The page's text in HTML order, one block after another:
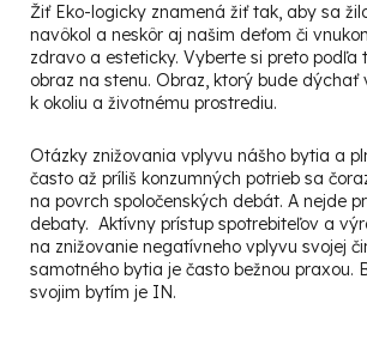
Žiť Eko-logicky znamená žiť tak, aby sa
navôkol a neskôr aj našim deťom či
zdravo a esteticky. Vyberte si preto podľa
obraz na stenu. Obraz, ktorý bude dýchať
k okoliu a životnému prostrediu.
Otázky znižovania vplyvu nášho bytia a
často až príliš konzumných potrieb sa
na povrch spoločenských debát. A nejde
debaty. Aktívny prístup spotrebiteľov a
na znižovanie negatívneho vplyvu svojej
samotného bytia je často bežnou praxou.
svojim bytím je IN.